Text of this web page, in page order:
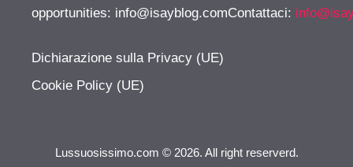
opportunities: info@isayblog.comContattaci:
Dichiarazione sulla Privacy (UE)
Cookie Policy (UE)
Lussuosissimo.com © 2026. All right reserverd.